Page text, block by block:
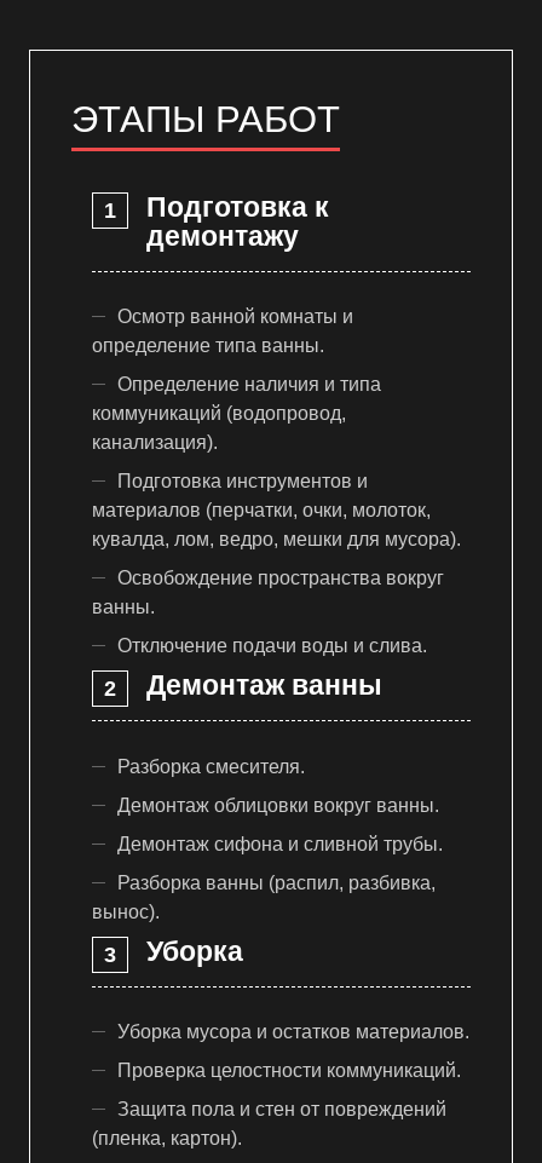
ЭТАПЫ РАБОТ
Подготовка к
демонтажу
Осмотр ванной комнаты и
определение типа ванны.
Определение наличия и типа
коммуникаций (водопровод,
канализация).
Подготовка инструментов и
материалов (перчатки, очки, молоток,
кувалда, лом, ведро, мешки для мусора).
Освобождение пространства вокруг
ванны.
Отключение подачи воды и слива.
Демонтаж ванны
Разборка смесителя.
Демонтаж облицовки вокруг ванны.
Демонтаж сифона и сливной трубы.
Разборка ванны (распил, разбивка,
вынос).
Уборка
Уборка мусора и остатков материалов.
Проверка целостности коммуникаций.
Защита пола и стен от повреждений
(пленка, картон).